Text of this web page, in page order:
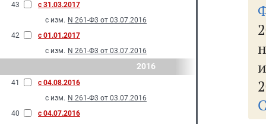
43
с 31.03.2017
с изм. N 261-Ф3 от 03.07.2016
42
с 01.01.2017
с изм. N 261-Ф3 от 03.07.2016
2016
41
с 04.08.2016
с изм. N 261-Ф3 от 03.07.2016
40
с 04.07.2016